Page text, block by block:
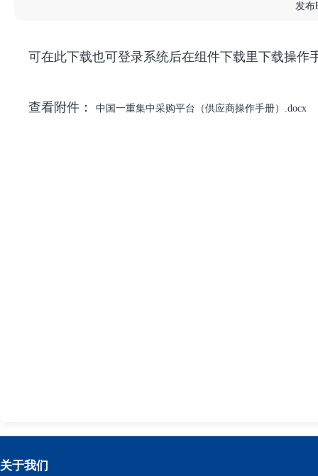
发布
可在此下载也可登录系统后在组件下载里下载操作
查看附件： 中国一重集中采购平台（供应商操作手册）.docx
关于我们